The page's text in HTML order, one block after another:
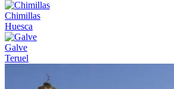
Chimillas
Huesca
Galve
Teruel